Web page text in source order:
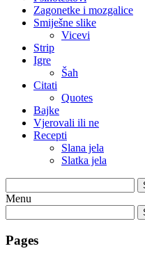
Zagonetke i mozgalice
Smiješne slike
Vicevi
Strip
Igre
Šah
Citati
Quotes
Bajke
Vjerovali ili ne
Recepti
Slana jela
Slatka jela
Menu
Pages